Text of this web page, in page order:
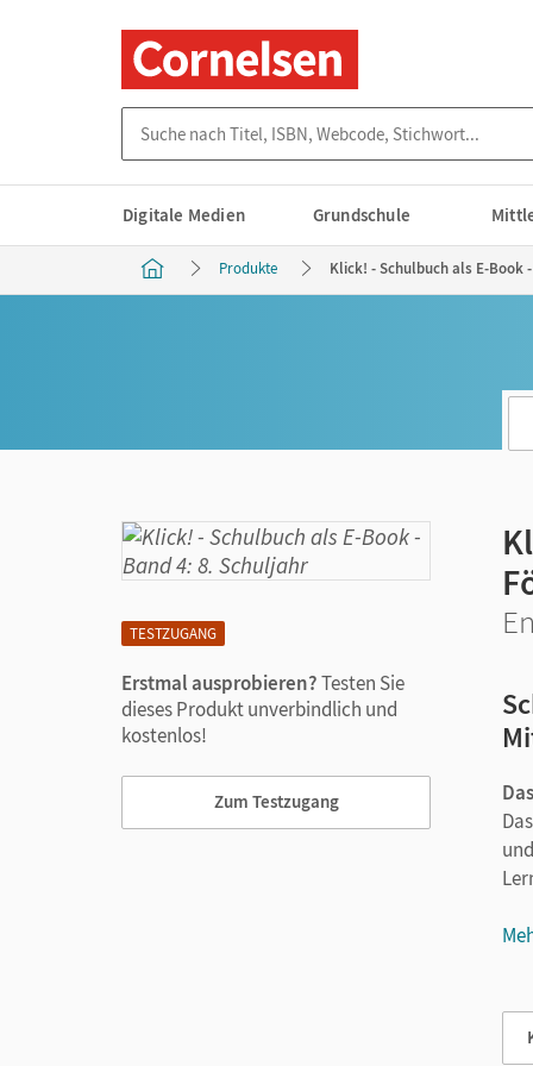
Digitale Medien Grundschule
Produkte Klick! - Schulbuch als E-Book
TESTZUGANG
Erstmal ausprobieren?Testen Sie
dieses Produkt unverbindlich und
kostenlos!
Zum Testzugang